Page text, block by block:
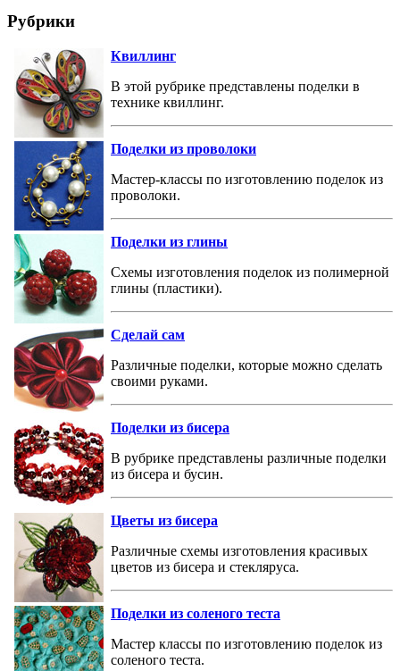
Рубрики
Квиллинг
В этой рубрике представлены поделки в
технике квиллинг.
Поделки из проволоки
Мастер-классы по изготовлению поделок из
проволоки.
Поделки из глины
Схемы изготовления поделок из полимерной
глины (пластики).
Сделай сам
Различные поделки, которые можно сделать
своими руками.
Поделки из бисера
В рубрике представлены различные поделки
из бисера и бусин.
Цветы из бисера
Различные схемы изготовления красивых
цветов из бисера и стекляруса.
Поделки из соленого теста
Мастер классы по изготовлению поделок из
соленого теста.